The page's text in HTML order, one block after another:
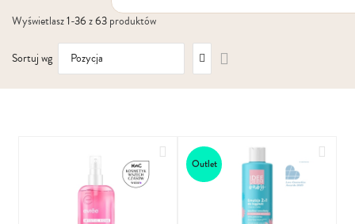
Włosy wypadające
Włosy farbowane
Włosy pozbawione objętości
Włosy kręcone
Wyświetlasz1-36z63produktów
Sortuj wg
kierunek
Dodaj do ulubionych
Outlet